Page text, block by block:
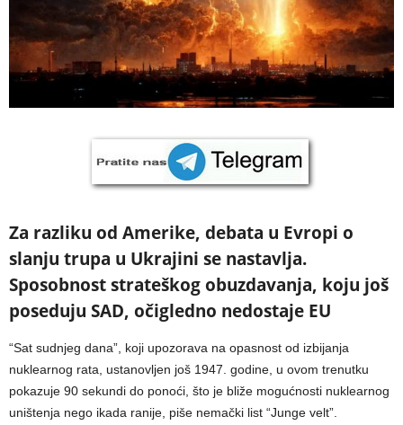
Za razliku od Amerike, debata u Evropi o
slanju trupa u Ukrajini se nastavlja.
Sposobnost strateškog obuzdavanja, koju još
poseduju SAD, očigledno nedostaje EU
“Sat sudnjeg dana”, koji upozorava na opasnost od izbijanja
nuklearnog rata, ustanovljen još 1947. godine, u ovom trenutku
pokazuje 90 sekundi do ponoći, što je bliže mogućnosti nuklearnog
uništenja nego ikada ranije, piše nemački list “Junge velt”.